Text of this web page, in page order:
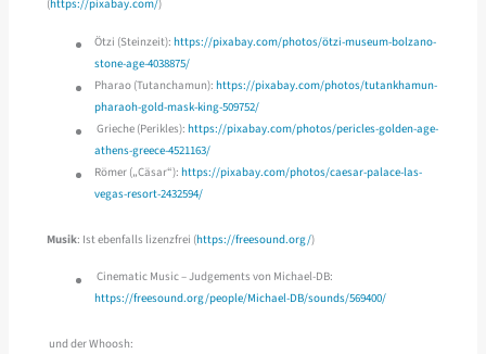
(https://pixabay.com/)
Ötzi (Steinzeit): https://pixabay.com/photos/ötzi-museum-bolzano-
stone-age-4038875/
Pharao (Tutanchamun): https://pixabay.com/photos/tutankhamun-
pharaoh-gold-mask-king-509752/
Grieche (Perikles): https://pixabay.com/photos/pericles-golden-age-
athens-greece-4521163/
Römer („Cäsar“): https://pixabay.com/photos/caesar-palace-las-
vegas-resort-2432594/
Musik: Ist ebenfalls lizenzfrei (https://freesound.org/)
Cinematic Music – Judgements von Michael-DB:
https://freesound.org/people/Michael-DB/sounds/569400/
und der Whoosh: